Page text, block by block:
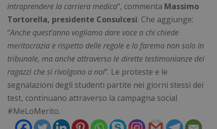
intraprendere la carriera medica“, commenta Massimo
Tortorella, presidente Consulcesi. Che aggiunge:
“Anche quest’anno vogliamo dare voce a chi chiede
meritocrazia e rispetto delle regole e lo faremo non solo in
tribunale, ma anche attraverso le dirette testimonianze dei
ragazzi che si rivolgono a noi“. Le proteste e le
segnalazioni degli studenti partite nei giorni stessi dei
test, continuano attraverso la campagna social
#MeLoMerito.